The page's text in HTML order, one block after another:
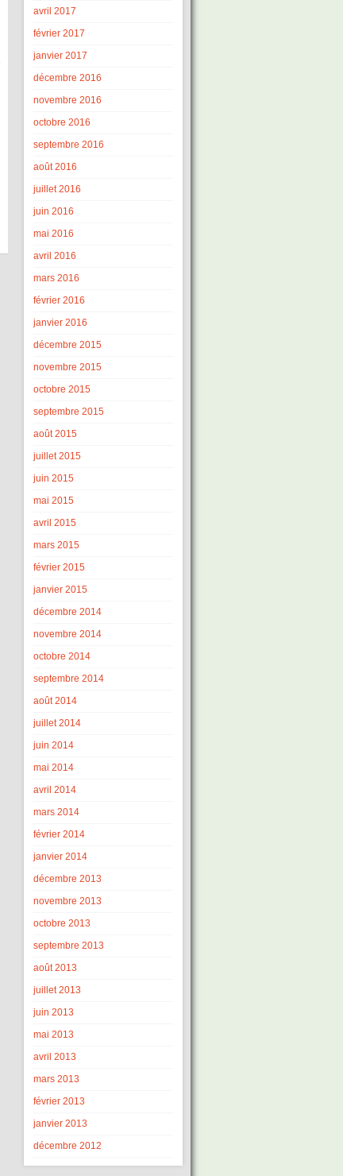
avril 2017
février 2017
janvier 2017
décembre 2016
novembre 2016
octobre 2016
septembre 2016
août 2016
juillet 2016
juin 2016
mai 2016
avril 2016
mars 2016
février 2016
janvier 2016
décembre 2015
novembre 2015
octobre 2015
septembre 2015
août 2015
juillet 2015
juin 2015
mai 2015
avril 2015
mars 2015
février 2015
janvier 2015
décembre 2014
novembre 2014
octobre 2014
septembre 2014
août 2014
juillet 2014
juin 2014
mai 2014
avril 2014
mars 2014
février 2014
janvier 2014
décembre 2013
novembre 2013
octobre 2013
septembre 2013
août 2013
juillet 2013
juin 2013
mai 2013
avril 2013
mars 2013
février 2013
janvier 2013
décembre 2012